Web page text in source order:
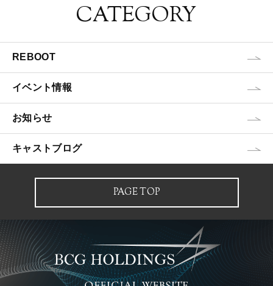
CATEGORY
REBOOT
イベント情報
お知らせ
キャストブログ
PAGE TOP